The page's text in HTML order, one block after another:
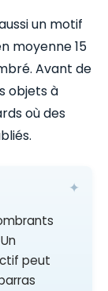
un motif
moyenne 15
Avant de
objets à
où des
peut